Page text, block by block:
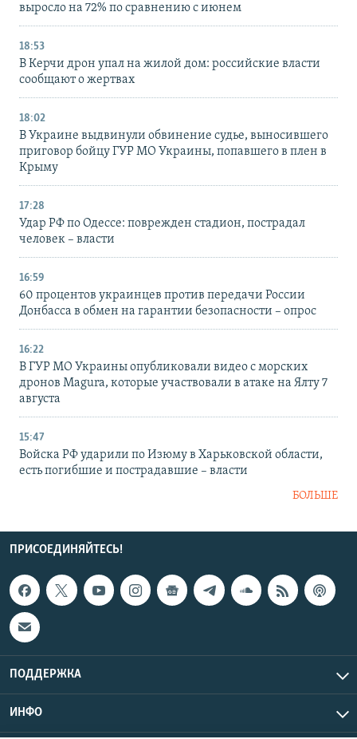
выросло на 72% по сравнению с июнем
18:53
В Керчи дрон упал на жилой дом: российские власти
сообщают о жертвах
18:02
В Украине выдвинули обвинение судье, выносившего
приговор бойцу ГУР МО Украины, попавшего в плен в
Крыму
17:28
Удар РФ по Одессе: поврежден стадион, пострадал
человек – власти
16:59
60 процентов украинцев против передачи России
Донбасса в обмен на гарантии безопасности – опрос
16:22
В ГУР МО Украины опубликовали видео с морских
дронов Magura, которые участвовали в атаке на Ялту 7
августа
15:47
Войска РФ ударили по Изюму в Харьковской области,
есть погибшие и пострадавшие – власти
БОЛЬШЕ
ПРИСОЕДИНЯЙТЕСЬ!
ПОДДЕРЖКА
ИНФО